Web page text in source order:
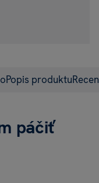
Popis produktu
páčiť